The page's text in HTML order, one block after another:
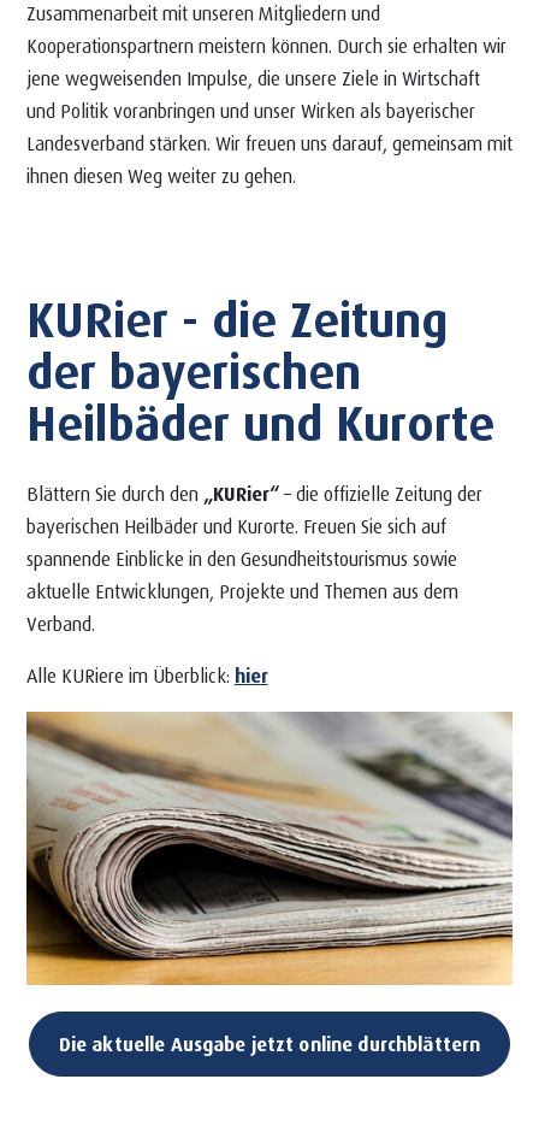
Zusammenarbeit mit unseren Mitgliedern und
Kooperationspartnern meistern können. Durch sie erhalten wir
jene wegweisenden Impulse, die unsere Ziele in Wirtschaft
und Politik voranbringen und unser Wirken als bayerischer
Landesverband stärken. Wir freuen uns darauf, gemeinsam mit
ihnen diesen Weg weiter zu gehen.
KURier - die Zeitung
der bayerischen
Heilbäder und Kurorte
Blättern Sie durch den „KURier“– die offizielle Zeitung der
bayerischen Heilbäder und Kurorte. Freuen Sie sich auf
spannende Einblicke in den Gesundheitstourismus sowie
aktuelle Entwicklungen, Projekte und Themen aus dem
Verband.
Alle KURiere im Überblick: hier
Die aktuelle Ausgabe jetzt online durchblättern